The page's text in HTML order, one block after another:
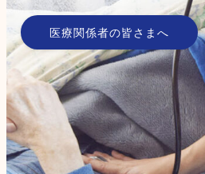
医療関係者の皆さまへ